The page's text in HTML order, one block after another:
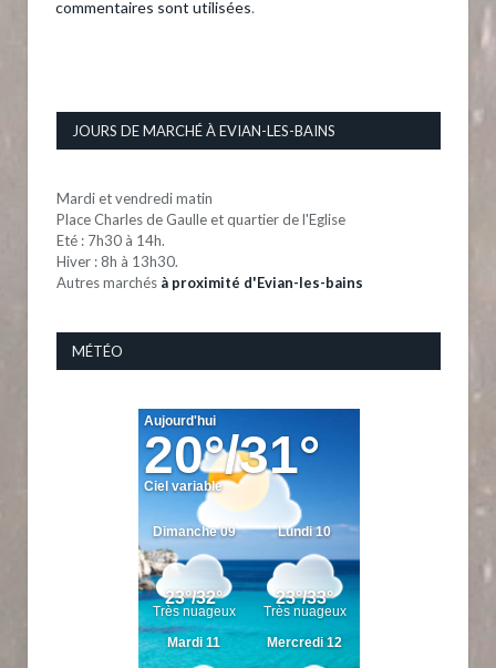
commentaires sont utilisées.
JOURS DE MARCHÉ À EVIAN-LES-BAINS
Mardi et vendredi matin
Place Charles de Gaulle et quartier de l'Eglise
Eté : 7h30 à 14h.
Hiver : 8h à 13h30.
Autres marchés à proximité d'Evian-les-bains
MÉTÉO